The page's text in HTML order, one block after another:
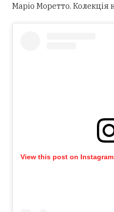
Маріо Моретто. Колекція
View this post on Instagram